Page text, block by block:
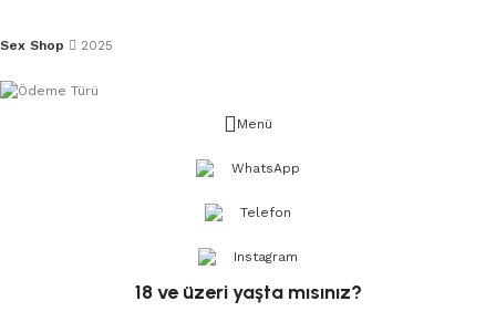
Sex Shop 2025
Menü
WhatsApp
Telefon
Instagram
18 ve üzeri yaşta mısınız?